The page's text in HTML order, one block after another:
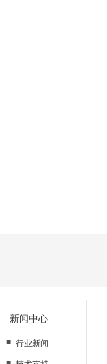
新闻中心
■ 行业新闻